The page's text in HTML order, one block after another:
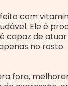
com
Ele é
capaz de
no rosto.
fora,